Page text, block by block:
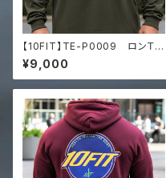
【10FIT】TE-P0009 ロンＴ
トレーニング 筋トレ 長袖シャ
ツ 10FITアートデザイン Pr
emium heavyweight long s
¥9,000